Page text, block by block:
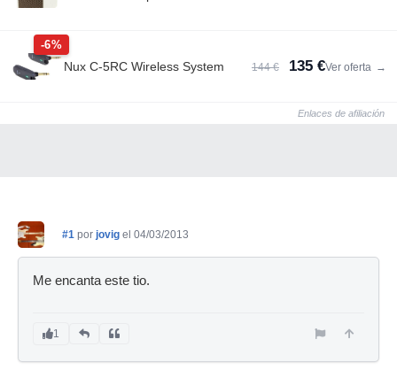
-6%
Nux C-5RC Wireless System 144 € 135 €Ver oferta →
Enlaces de afiliación
#1 por jovig el 04/03/2013
Me encanta este tio.
1